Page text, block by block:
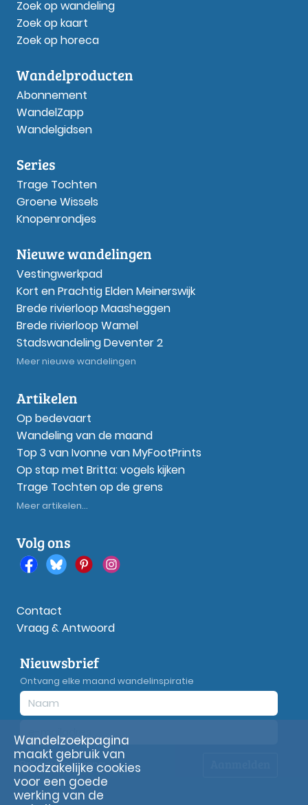
Zoek op wandeling
Zoek op kaart
Zoek op horeca
Wandelproducten
Abonnement
WandelZapp
Wandelgidsen
Series
Trage Tochten
Groene Wissels
Knopenrondjes
Nieuwe wandelingen
Vestingwerkpad
Kort en Prachtig Elden Meinerswijk
Brede rivierloop Maasheggen
Brede rivierloop Wamel
Stadswandeling Deventer 2
Meer nieuwe wandelingen
Artikelen
Op bedevaart
Wandeling van de maand
Top 3 van Ivonne van MyFootPrints
Op stap met Britta: vogels kijken
Trage Tochten op de grens
Meer artikelen...
Volg ons
Contact
Vraag & Antwoord
Nieuwsbrief
Ontvang elke maand wandelinspiratie
Privacyverklaring
Wandelzoekpagina
maakt gebruik van
noodzakelijke cookies
voor een goede
werking van de